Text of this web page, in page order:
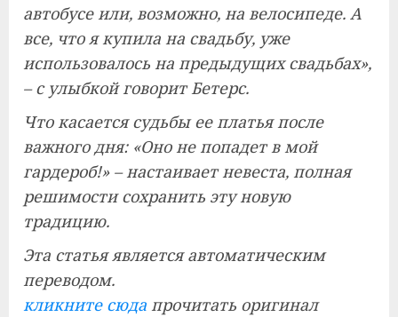
автобусе или, возможно, на велосипеде. А
все, что я купила на свадьбу, уже
использовалось на предыдущих свадьбах»,
– с улыбкой говорит Бетерс.
Что касается судьбы ее платья после
важного дня: «Оно не попадет в мой
гардероб!» – настаивает невеста, полная
решимости сохранить эту новую
традицию.
Эта статья является автоматическим
переводом.
кликните сюда прочитать оригинал